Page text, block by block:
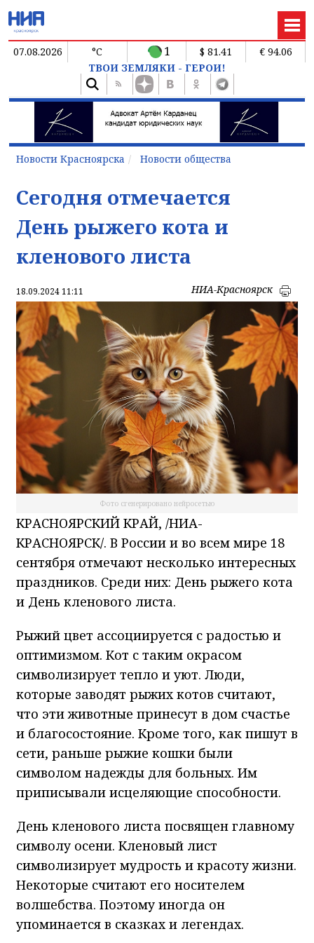
07.08.2026 °C 1 $ 81.41
€ 94.06
ТВОИ ЗЕМЛЯКИ - ГЕРОИ!
Новости Красноярска Новости общества
Сегодня отмечается
День рыжего кота и
кленового листа
18.09.2024 11:11 НИА-Красноярск
Фото сгенерировано нейросетью
КРАСНОЯРСКИЙ КРАЙ, /НИА-
КРАСНОЯРСК/. В России и во всем мире 18
сентября отмечают несколько интересных
праздников. Среди них: День рыжего кота
и День кленового листа.
Рыжий цвет ассоциируется с радостью и
оптимизмом. Кот с таким окрасом
символизирует тепло и уют. Люди,
которые заводят рыжих котов считают,
что эти животные принесут в дом счастье
и благосостояние. Кроме того, как пишут в
сети, раньше рыжие кошки были
символом надежды для больных. Им
приписывали исцеляющие способности.
День кленового листа посвящен главному
символу осени. Кленовый лист
символизирует мудрость и красоту жизни.
Некоторые считают его носителем
волшебства. Поэтому иногда он
упоминается в сказках и легендах.